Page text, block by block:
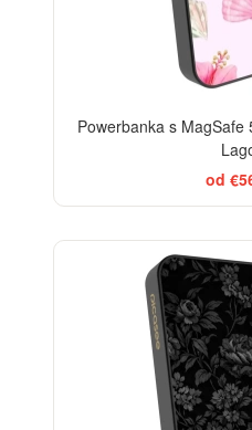
Powerbanka s MagSafe
od